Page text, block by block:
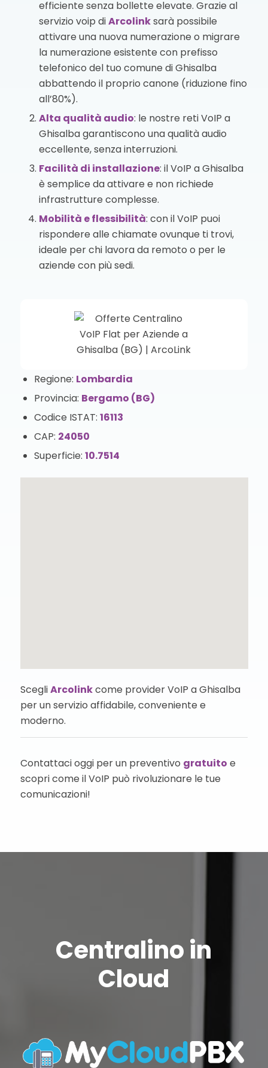
efficiente senza bollette elevate. Grazie al
servizio voip diArcolinksarà possibile
attivare una nuova numerazione o migrare
la numerazione esistente con prefisso
telefonico del tuo comune di Ghisalba
abbattendo il proprio canone (riduzione fino
all’80%).
Alta qualità audio: le nostre reti VoIP a
Ghisalba garantiscono una qualità audio
eccellente, senza interruzioni.
Facilità di installazione: il VoIP a Ghisalba
è semplice da attivare e non richiede
infrastrutture complesse.
Mobilità e flessibilità: con il VoIP puoi
rispondere alle chiamate ovunque ti trovi,
ideale per chi lavora da remoto o per le
aziende con più sedi.
Regione: Lombardia
Provincia: Bergamo (BG)
Codice ISTAT: 16113
CAP: 24050
Superficie: 10.7514
ScegliArcolinkcome provider VoIP a Ghisalba
per un servizio affidabile, conveniente e
moderno.
Contattaci oggi per un preventivo gratuito e
scopri come il VoIP può rivoluzionare le tue
comunicazioni!
Centralino in
Cloud